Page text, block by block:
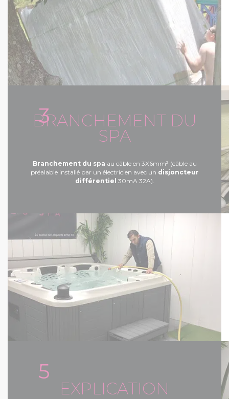
BRANCHEMENT DU
SPA
Branchement du spa au câble en 3X6mm² (câble au
préalable installé par un électricien avec un disjoncteur
différentiel 30mA 32A).
3
EXPLICATION
5